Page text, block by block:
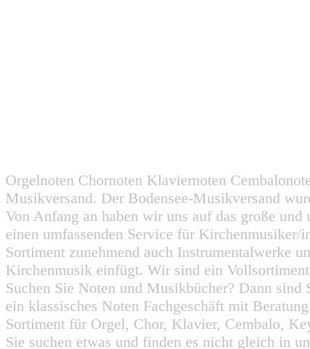
Orgelnoten Chornoten Klaviernoten
Musikversand. Der Bodensee-Musikversand
Von Anfang an haben wir uns auf das große
einen umfassenden Service für
Sortiment zunehmend auch Instrumentalwerke
Kirchenmusik einfügt. Wir sind ein
Suchen Sie Noten und Musikbücher? Dann
ein klassisches Noten Fachgeschäft mit
Sortiment für Orgel, Chor, Klavier, Cembalo,
Sie suchen etwas und finden es nicht gleich in